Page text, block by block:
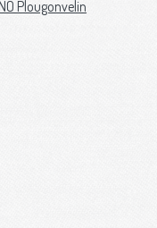
Plougonvelin